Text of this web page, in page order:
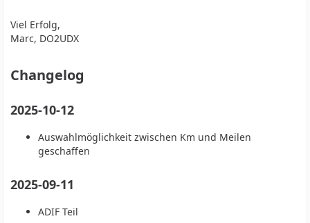
Viel Erfolg,
Marc, DO2UDX
Changelog
2025-10-12
Auswahlmöglichkeit zwischen Km und Meilen
geschaffen
2025-09-11
ADIF Teil